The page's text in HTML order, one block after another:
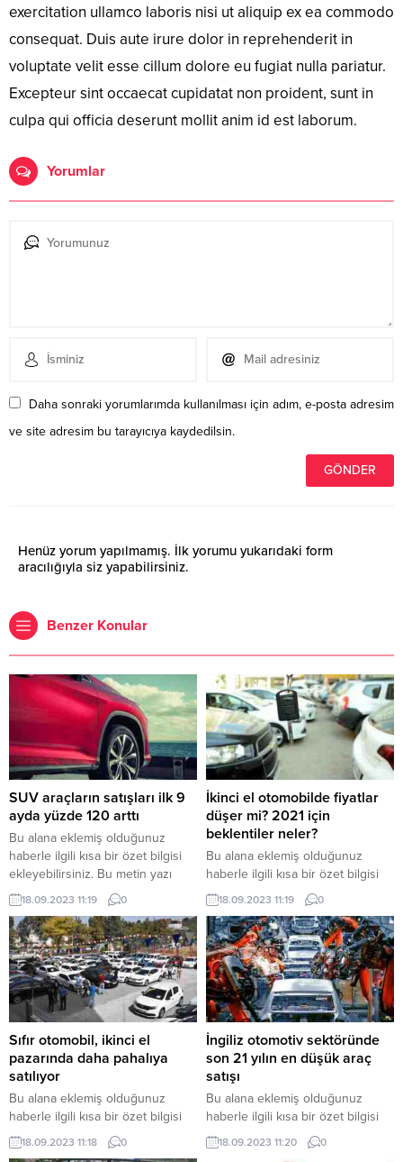
exercitation ullamco laboris nisi ut aliquip ex ea commodo
consequat. Duis aute irure dolor in reprehenderit in
voluptate velit esse cillum dolore eu fugiat nulla pariatur.
Excepteur sint occaecat cupidatat non proident, sunt in
culpa qui officia deserunt mollit anim id est laborum.
Yorumlar
Daha sonraki yorumlarımda kullanılması için adım, e-posta adresim
ve site adresim bu tarayıcıya kaydedilsin.
Henüz yorum yapılmamış. İlk yorumu yukarıdaki form
aracılığıyla siz yapabilirsiniz.
Benzer Konular
SUV araçların satışları ilk 9
ayda yüzde 120 arttı
Bu alana eklemiş olduğunuz
haberle ilgili kısa bir özet bilgisi
ekleyebilirsiniz. Bu metin yazı
düzenleme sayfasında “Özet”
bölümünden eklenebilir. Özet
eklenmişse başlık altında kalın
olarak bu şekilde gösterilir,
eklenmemişse bu alan boş kalır.
18.09.2023 11:19 0
İkinci el otomobilde fiyatlar
düşer mi? 2021 için
beklentiler neler?
Bu alana eklemiş olduğunuz
haberle ilgili kısa bir özet bilgisi
ekleyebilirsiniz. Bu metin yazı
düzenleme sayfasında “Özet”
bölümünden eklenebilir. Özet
eklenmişse başlık altında kalın
olarak bu şekilde gösterilir,
eklenmemişse bu alan boş kalır.
18.09.2023 11:19 0
Sıfır otomobil, ikinci el
pazarında daha pahalıya
satılıyor
Bu alana eklemiş olduğunuz
haberle ilgili kısa bir özet bilgisi
ekleyebilirsiniz. Bu metin yazı
düzenleme sayfasında “Özet”
18.09.2023 11:18 0
İngiliz otomotiv sektöründe
son 21 yılın en düşük araç
satışı
Bu alana eklemiş olduğunuz
haberle ilgili kısa bir özet bilgisi
ekleyebilirsiniz. Bu metin yazı
düzenleme sayfasında “Özet”
18.09.2023 11:20 0